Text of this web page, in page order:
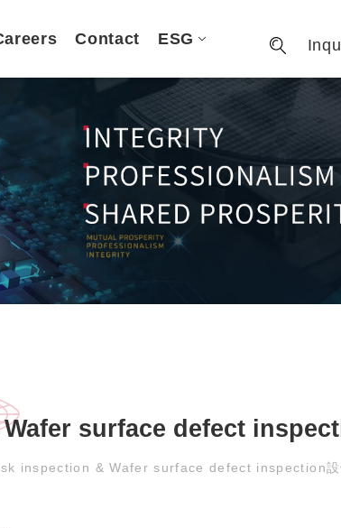
Contact ESG
surface defect
inspection & Wafer surface defect inspection設